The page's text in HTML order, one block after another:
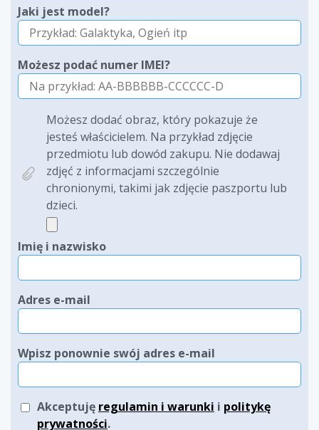
Jaki jest model?
Możesz podać numer IMEI?
Możesz dodać obraz, który pokazuje że
jesteś właścicielem. Na przykład zdjęcie
przedmiotu lub dowód zakupu. Nie dodawaj
zdjęć z informacjami szczególnie
chronionymi, takimi jak zdjęcie paszportu lub
dzieci.
Imię i nazwisko
Adres e-mail
Wpisz ponownie swój adres e-mail
Akceptuję regulamin i warunki i politykę
prywatności.